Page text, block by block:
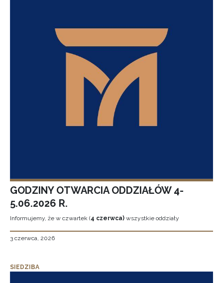
GODZINY OTWARCIA ODDZIAŁÓW 4-
5.06.2026 R.
Informujemy, że w czwartek (4 czerwca) wszystkie oddziały
3 czerwca, 2026
SIEDZIBA